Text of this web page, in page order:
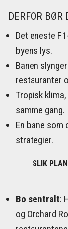
DERFOR BØR
Det eneste
byens lys.
Banen
restauranter
Tropisk
samme gang.
En bane som
strategier.
SLIK
Bo sentralt:
og Orchard